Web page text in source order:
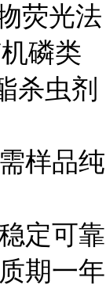
荧光法
磷类
杀虫剂
样品纯
定可靠
期一年